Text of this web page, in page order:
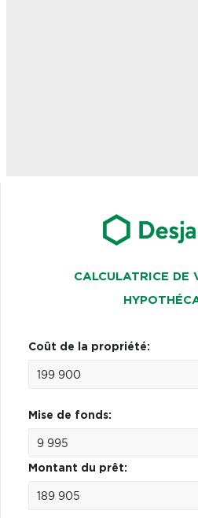
CALCULATRICE DE
Coût de la propriété:
Mise de fonds:
Montant du prêt: